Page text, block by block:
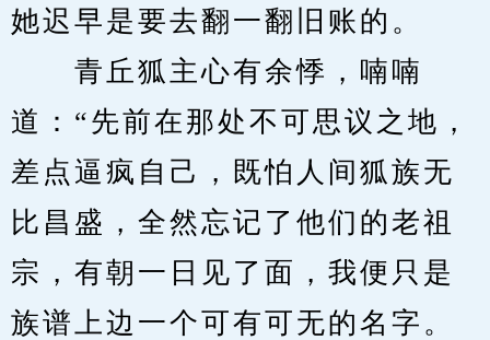
她迟早是要去翻一翻旧账的。
青丘狐主心有余悸，喃喃
道：“先前在那处不可思议之地，
差点逼疯自己，既怕人间狐族无
比昌盛，全然忘记了他们的老祖
宗，有朝一日见了面，我便只是
族谱上边一个可有可无的名字。